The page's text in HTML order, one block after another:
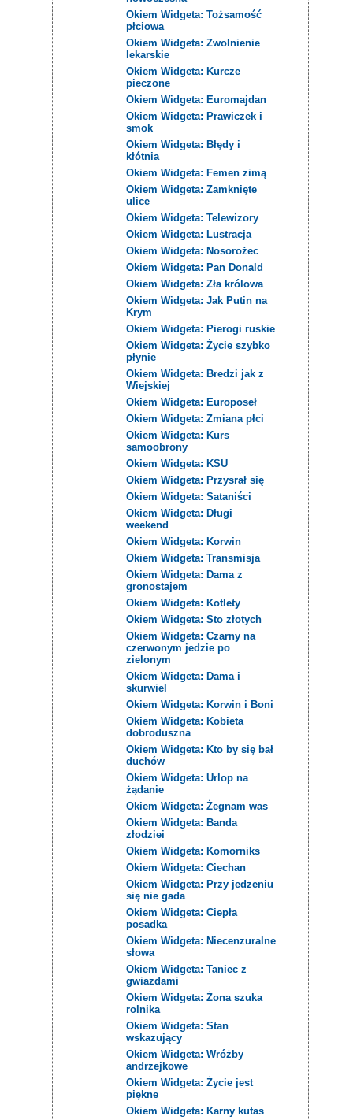
Okiem Widgeta: Tożsamość
płciowa
Okiem Widgeta: Zwolnienie
lekarskie
Okiem Widgeta: Kurcze
pieczone
Okiem Widgeta: Euromajdan
Okiem Widgeta: Prawiczek i
smok
Okiem Widgeta: Błędy i
kłótnia
Okiem Widgeta: Femen zimą
Okiem Widgeta: Zamknięte
ulice
Okiem Widgeta: Telewizory
Okiem Widgeta: Lustracja
Okiem Widgeta: Nosorożec
Okiem Widgeta: Pan Donald
Okiem Widgeta: Zła królowa
Okiem Widgeta: Jak Putin na
Krym
Okiem Widgeta: Pierogi ruskie
Okiem Widgeta: Życie szybko
płynie
Okiem Widgeta: Bredzi jak z
Wiejskiej
Okiem Widgeta: Europoseł
Okiem Widgeta: Zmiana płci
Okiem Widgeta: Kurs
samoobrony
Okiem Widgeta: KSU
Okiem Widgeta: Przysrał się
Okiem Widgeta: Sataniści
Okiem Widgeta: Długi
weekend
Okiem Widgeta: Korwin
Okiem Widgeta: Transmisja
Okiem Widgeta: Dama z
gronostajem
Okiem Widgeta: Kotlety
Okiem Widgeta: Sto złotych
Okiem Widgeta: Czarny na
czerwonym jedzie po
zielonym
Okiem Widgeta: Dama i
skurwiel
Okiem Widgeta: Korwin i Boni
Okiem Widgeta: Kobieta
dobroduszna
Okiem Widgeta: Kto by się bał
duchów
Okiem Widgeta: Urlop na
żądanie
Okiem Widgeta: Żegnam was
Okiem Widgeta: Banda
złodziei
Okiem Widgeta: Komorniks
Okiem Widgeta: Ciechan
Okiem Widgeta: Przy jedzeniu
się nie gada
Okiem Widgeta: Ciepła
posadka
Okiem Widgeta: Niecenzuralne
słowa
Okiem Widgeta: Taniec z
gwiazdami
Okiem Widgeta: Żona szuka
rolnika
Okiem Widgeta: Stan
wskazujący
Okiem Widgeta: Wróżby
andrzejkowe
Okiem Widgeta: Życie jest
piękne
Okiem Widgeta: Karny kutas